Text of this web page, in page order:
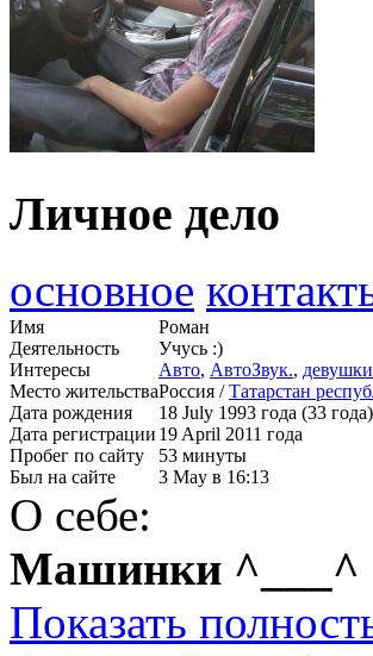
Личное дело
основное
Имя
Роман
Деятельность
Учусь :)
Интересы
Авто, АвтоЗвук., девушки
Место жительстваРоссия /Татарстан
Дата рождения
18 July 1993 года (33 года)
Дата регистрации 19 April 2011 года
Пробег по сайту
53 минуты
Был на сайте
3 May в 16:13
О себе:
Машинки ^___^
Показать